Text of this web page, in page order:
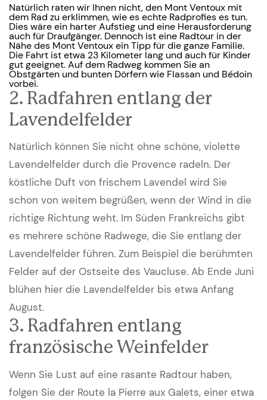
Natürlich raten wir Ihnen nicht, den Mont Ventoux mit
dem Rad zu erklimmen, wie es echte Radprofies es tun.
Dies wäre ein harter Aufstieg und eine Herausforderung
auch für Draufgänger. Dennoch ist eine Radtour in der
Nähe des Mont Ventoux ein Tipp für die ganze Familie.
Die Fahrt ist etwa 23 Kilometer lang und auch für Kinder
gut geeignet. Auf dem Radweg kommen Sie an
Obstgärten und bunten Dörfern wie Flassan und Bédoin
vorbei.
2. Radfahren entlang der
Lavendelfelder
Natürlich können Sie nicht ohne schöne, violette
Lavendelfelder durch die Provence radeln. Der
köstliche Duft von frischem Lavendel wird Sie
schon von weitem begrüßen, wenn der Wind in die
richtige Richtung weht. Im Süden Frankreichs gibt
es mehrere schöne Radwege, die Sie entlang der
Lavendelfelder führen. Zum Beispiel die berühmten
Felder auf der Ostseite des Vaucluse. Ab Ende Juni
blühen hier die Lavendelfelder bis etwa Anfang
August.
3. Radfahren entlang
französische Weinfelder
Wenn Sie Lust auf eine rasante Radtour haben,
folgen Sie der Route la Pierre aux Galets, einer etwa